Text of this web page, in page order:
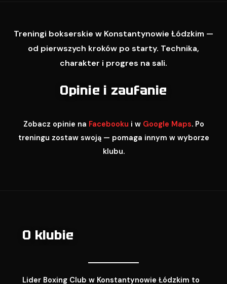
Treningi bokserskie w Konstantynowie Łódzkim —
od pierwszych kroków po starty. Technika,
charakter i progres na sali.
Opinie i zaufanie
Zobacz opinie na Facebooku i w Google Maps. Po
treningu zostaw swoją — pomaga innym w wyborze
klubu.
O klubie
Lider Boxing Club w Konstantynowie Łódzkim to